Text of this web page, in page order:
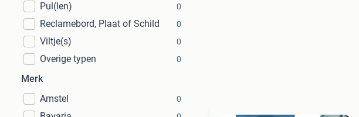
Pul(len) 0
Reclamebord, Plaat of Schild 0
Viltje(s) 0
Overige typen 0
Merk
Amstel
0